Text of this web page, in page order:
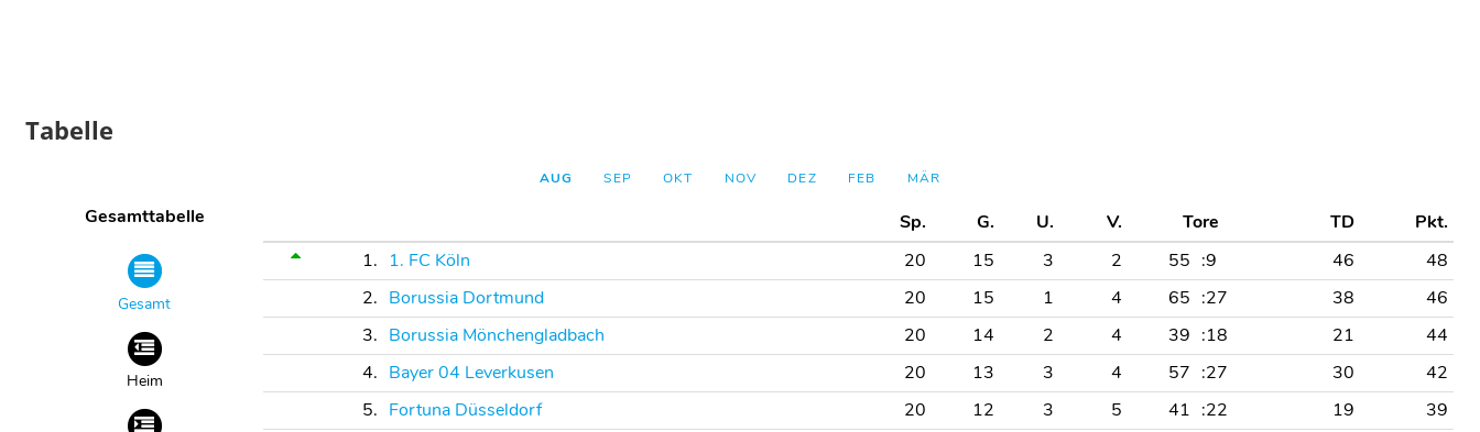
Tabelle
AUG SEP OKT NOV DEZ FEB MÄR
Gesamttabelle
Gesamt
Heim
Sp. G. U. V. Tore TD
Pkt.
1. 1. FC Köln 20 15 3 2 55 :9 46
48
2. Borussia Dortmund 20 15 1 4 65 :27 38
46
3. Borussia Mönchengladbach 20 14 2 4 39 :18 21
44
4. Bayer 04 Leverkusen 20 13 3 4 57 :27 30
42
5. Fortuna Düsseldorf 20 12 3 5 41 :22 19 39